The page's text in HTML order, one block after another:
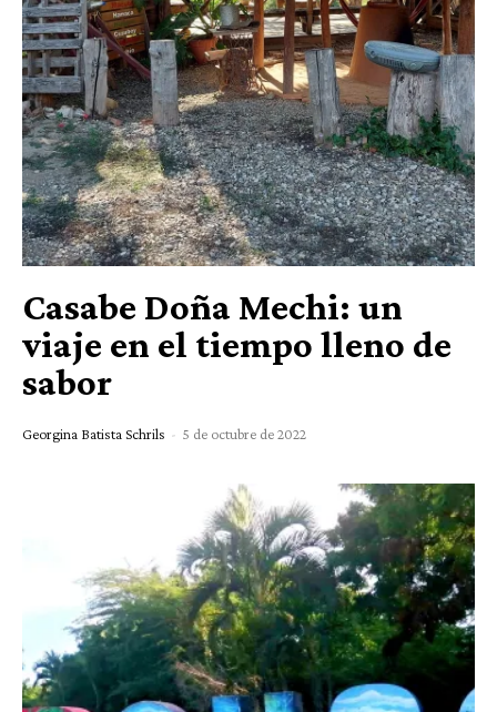
Casabe Doña Mechi: un
viaje en el tiempo lleno de
sabor
Georgina Batista Schrils - 5 de octubre de 2022